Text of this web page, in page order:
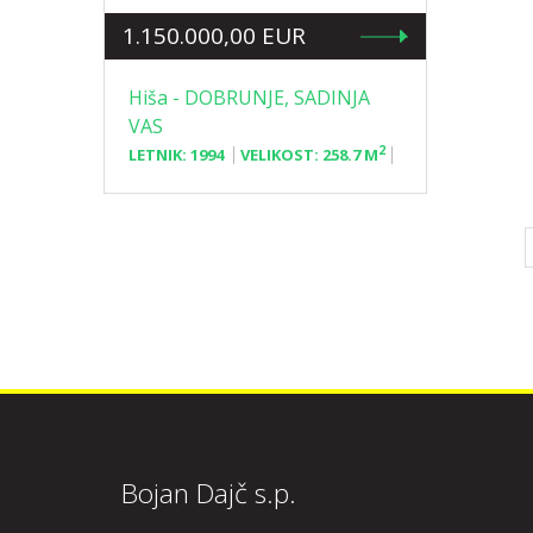
1.150.000,00 EUR
Hiša - DOBRUNJE, SADINJA
VAS
LETNIK: 1994 VELIKOST: 258.7 M2
Bojan Dajč s.p.